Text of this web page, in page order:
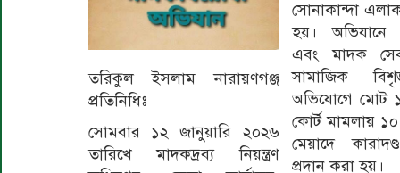
তরিকুল ইসলাম নারায়ণগঞ্জ
প্রতিনিধিঃ
সোমবার ১২ জানুয়ারি ২০২৬
তারিখে মাদকদ্রব্য নিয়ন্ত্রণ
সোনাকান্দা
হয়।
এবং মাদক
সামাজিক
অভিযোগে মোট
কোর্ট মামলায়
মেয়াদে
প্রদান করা হয়।